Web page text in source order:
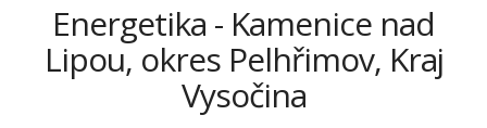
Energetika - Kamenice nad
Lipou, okres Pelhřimov, Kraj
Vysočina